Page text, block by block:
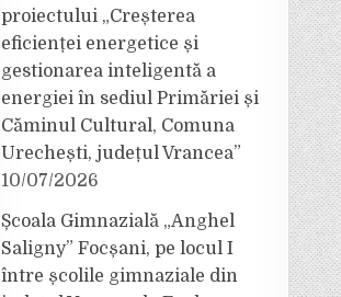
proiectului „Creșterea
eficienței energetice și
gestionarea inteligentă a
energiei în sediul Primăriei și
Căminul Cultural, Comuna
Urechești, județul Vrancea”
10/07/2026
Școala Gimnazială „Anghel
Saligny” Focșani, pe locul I
între școlile gimnaziale din